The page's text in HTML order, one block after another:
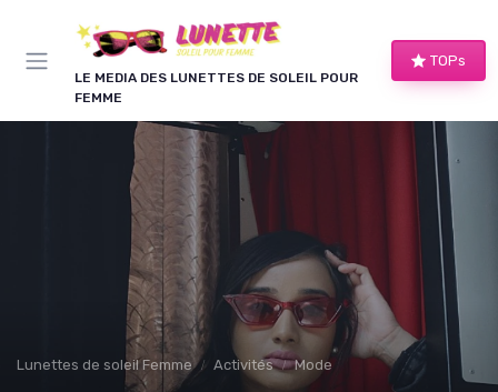
LE MEDIA DES LUNETTES DE SOLEIL POUR
FEMME
TOPs
Lunettes de soleil Femme Activités Mode